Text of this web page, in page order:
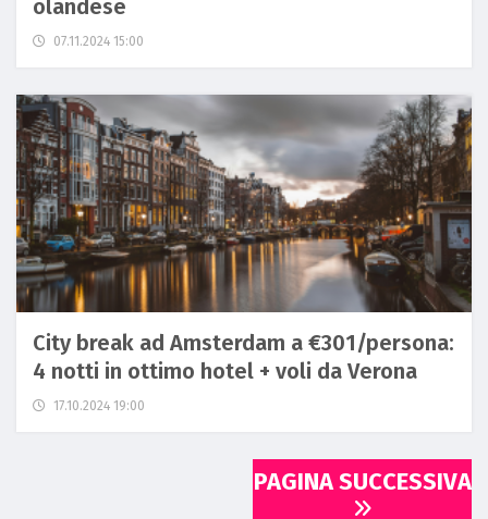
olandese
07.11.2024 15:00
City break ad Amsterdam a €301/persona:
4 notti in ottimo hotel + voli da Verona
17.10.2024 19:00
PAGINA SUCCESSIVA